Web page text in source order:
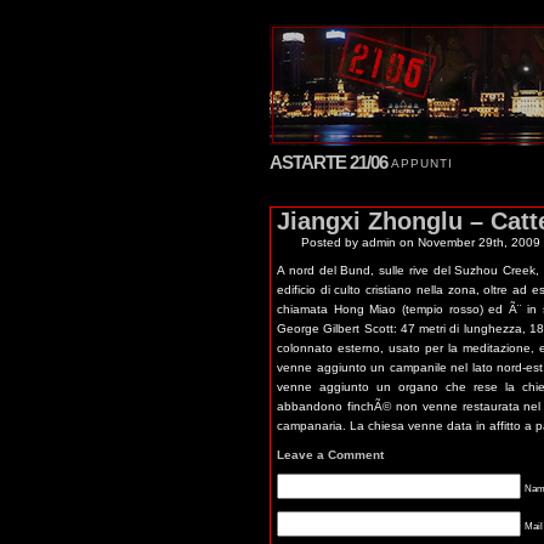
ASTARTE 21/06 APPUNTI
Jiangxi Zhonglu –
Posted by admin on November 29th,
A nord del Bund, sulle rive del Suzhou
edificio di culto cristiano nella zona, oltre ad
chiamata Hong Miao (tempio rosso) ed Ã¨ in
George Gilbert Scott: 47 metri di lunghezza,
colonnato esterno, usato per la meditazione,
venne aggiunto un campanile nel lato nord-
venne aggiunto un organo che rese la
abbandono finchÃ© non venne restaurata
campanaria. La chiesa venne data in affitto a
Leave a Comment
Mail